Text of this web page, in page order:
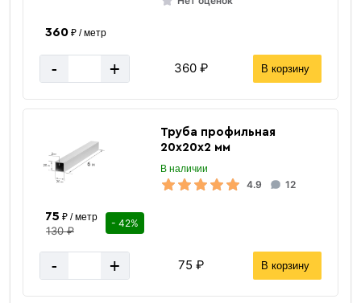
360₽ / метр
- + 360 ₽ В корзину
Труба профильная
20х20х2 мм
В наличии
4.9 12
75 ₽ / метр
130 ₽
- 42%
- + 75 ₽ В корзину